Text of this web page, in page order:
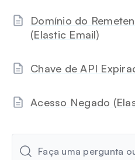
Domínio do
(Elastic Email)
Chave de API
Acesso Negado